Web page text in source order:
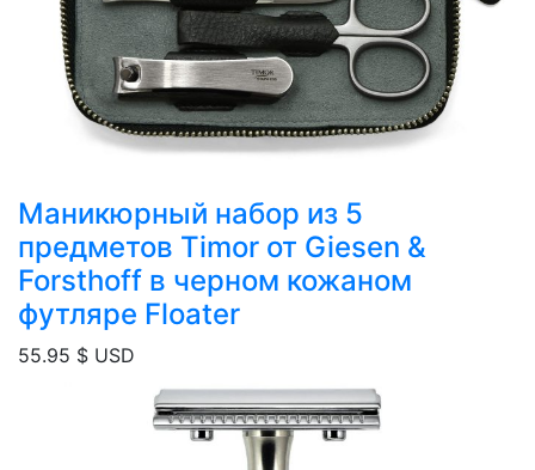
Маникюрный набор из 5
предметов Timor от Giesen &
Forsthoff в черном кожаном
футляре Floater
55.95 $ USD